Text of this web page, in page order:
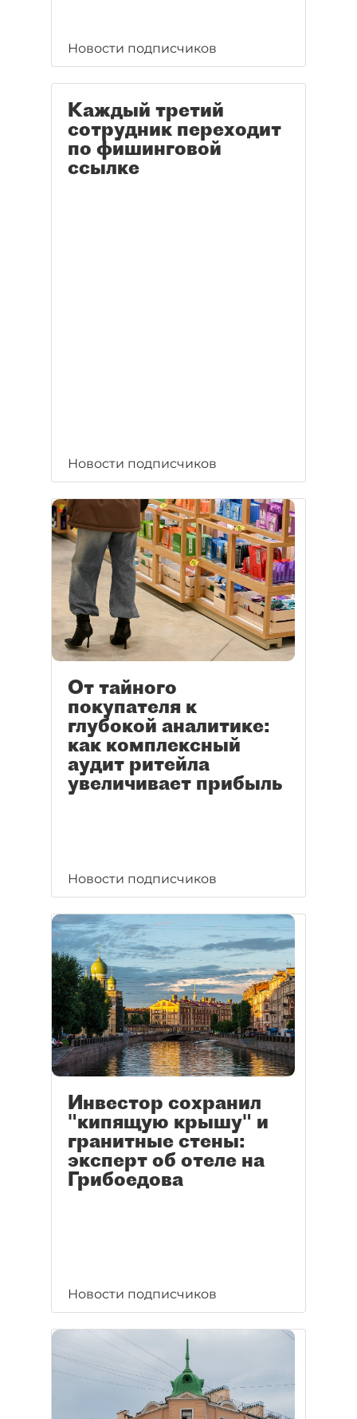
Новости подписчиков
Каждый третий
сотрудник переходит
по фишинговой
ссылке
Новости подписчиков
От тайного
покупателя к
глубокой аналитике:
как комплексный
аудит ритейла
увеличивает прибыль
Новости подписчиков
Инвестор сохранил
"кипящую крышу" и
гранитные стены:
эксперт об отеле на
Грибоедова
Новости подписчиков